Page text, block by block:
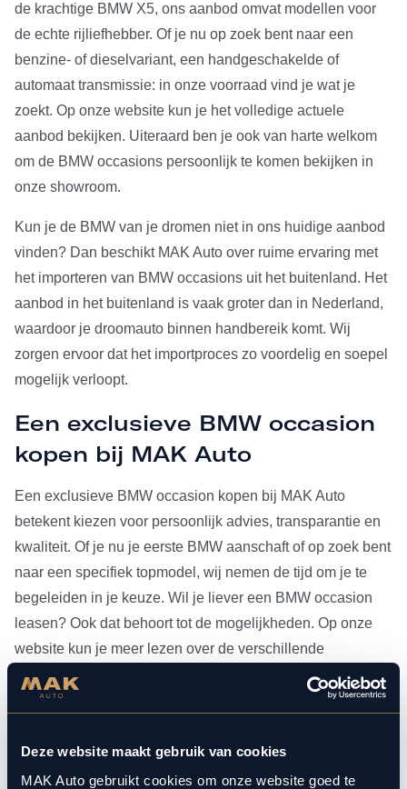
Deze website maakt gebruik van cookies
MAK Auto gebruikt cookies om onze website goed te
de krachtige BMW X5, ons aanbod omvat modellen voor
de echte rijliefhebber. Of je nu op zoek bent naar een
benzine- of dieselvariant, een handgeschakelde of
automaat transmissie: in onze voorraad vind je wat je
zoekt. Op onze website kun je het volledige actuele
aanbod bekijken. Uiteraard ben je ook van harte welkom
om de BMW occasions persoonlijk te komen bekijken in
onze showroom.
Kun je de BMW van je dromen niet in ons huidige aanbod
vinden? Dan beschikt MAK Auto over ruime ervaring met
het importeren van BMW occasions uit het buitenland. Het
aanbod in het buitenland is vaak groter dan in Nederland,
waardoor je droomauto binnen handbereik komt. Wij
zorgen ervoor dat het importproces zo voordelig en soepel
mogelijk verloopt.
Een exclusieve BMW occasion
kopen bij MAK Auto
Een exclusieve BMW occasion kopen bij MAK Auto
betekent kiezen voor persoonlijk advies, transparantie en
kwaliteit. Of je nu je eerste BMW aanschaft of op zoek bent
naar een specifiek topmodel, wij nemen de tijd om je te
begeleiden in je keuze. Wil je liever een BMW occasion
leasen? Ook dat behoort tot de mogelijkheden. Op onze
website kun je meer lezen over de verschillende
leasevormen.
Heb je je BMW occasion eenmaal gevonden, dan kun je